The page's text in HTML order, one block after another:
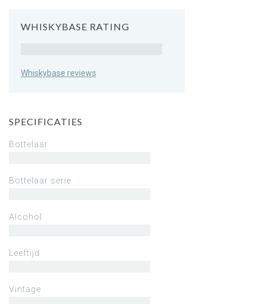
WHISKYBASE RATING
Whiskybase reviews
SPECIFICATIES
Bottelaar
Bottelaar serie
Alcohol
Leeftijd
Vintage